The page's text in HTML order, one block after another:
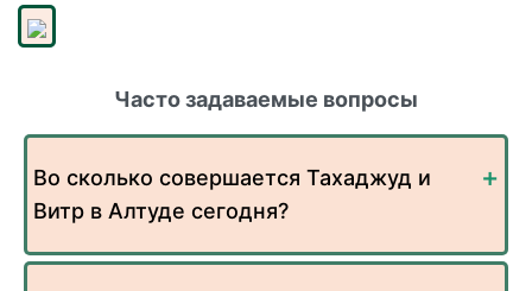
Часто задаваемые вопросы
Во сколько совершается Тахаджуд и
Витр в Алтуде сегодня?